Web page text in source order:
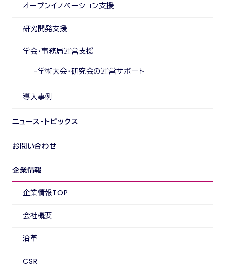
オープンイノベーション支援
研究開発支援
学会・事務局運営支援
学術大会・研究会の運営サポート
導入事例
ニュース・トピックス
お問い合わせ
企業情報
企業情報TOP
会社概要
沿革
CSR